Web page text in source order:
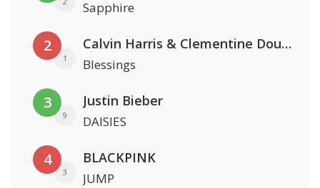
Sapphire
2
1
Calvin Harris & Clementine Douglas
Blessings
3
9
Justin Bieber
DAISIES
4
3
BLACKPINK
JUMP